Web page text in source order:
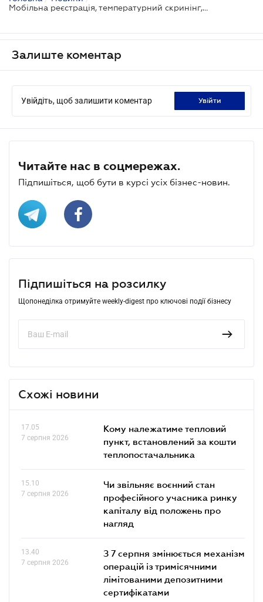
Мобільна реєстрація, температурний скринінг, дистанціювання: нові правила авіапольотів
Залиште коментар
Увійдіть, щоб залишити коментар увійти
Читайте нас в соцмережах.
Підпишіться, щоб бути в курсі усіх бізнес-новин.
Підпишіться на розсилку
Щопонеділка отримуйте weekly-digest про ключові події бізнесу
Схожі новини
17.05
7 серпня 2026
Кому належатиме тепловий
пункт, встановлений за кошти
теплопостачальника
15.10
7 серпня 2026
Чи звільняє воєнний стан
професійного учасника ринку
капіталу від положень про
нагляд
13.40
7 серпня 2026
З 7 серпня змінюється механізм
операцій із тримісячними
лімітованими депозитними
сертифікатами